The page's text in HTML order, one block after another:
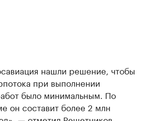
нашли решение, чтобы
при выполнении
было минимальным. По
он составит более 2 млн